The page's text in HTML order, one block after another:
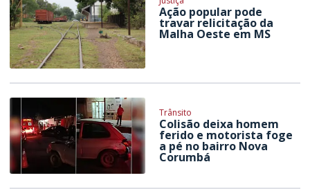
Ação popular pode
travar relicitação da
Malha Oeste em MS
Trânsito
Colisão deixa homem
ferido e motorista foge
a pé no bairro Nova
Corumbá